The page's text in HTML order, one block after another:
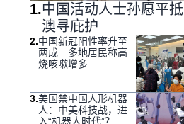
1.中国活动人士孙愿平抵
澳寻庇护
2.中国新冠阳性率升至
两成 多地居民称高
烧咳嗽增多
3.美国禁中国人形机器
人：中美科技战，进
入“机器人时代”？